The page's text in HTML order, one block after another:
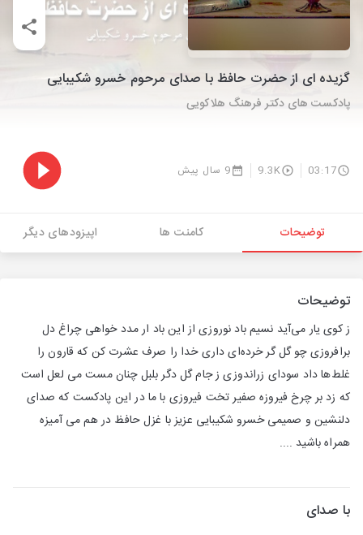
گزیده ای از حضرت حافظ با صدای مرحوم خسرو شکیبایی
پادکست های دکتر فرهنگ هلاکویی
03:17
9.3K 9 سال پیش
توضیحات کامنت ها اپیزودهای دیگر
توضیحات
ز کوی یار می‌آید نسیم باد نوروزی از این باد ار مدد خواهی چراغ دل
برافروزی چو گل گر خرده‌ای داری خدا را صرف عشرت کن که قارون را
غلط‌ها داد سودای زراندوزی ز جام گل دگر بلبل چنان مست می لعل است
که زد بر چرخ فیروزه صفیر تخت فیروزی با ما در این پادکست که صدای
دلنشین و صمیمی خسرو شکیبایی عزیز با غزل حافظ در هم می آمیزه
همراه باشید ....
با صدای